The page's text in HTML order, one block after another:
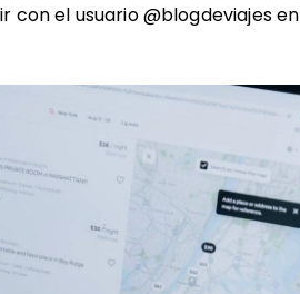
con el usuario @blogdeviajes en